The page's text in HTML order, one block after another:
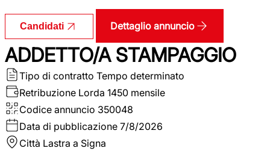
Candidati Dettaglio annuncio
ADDETTO/A STAMPAGGIO
Tipo di contratto Tempo determinato
Retribuzione Lorda 1450 mensile
Codice annuncio 350048
Data di pubblicazione 7/8/2026
Città Lastra a Signa